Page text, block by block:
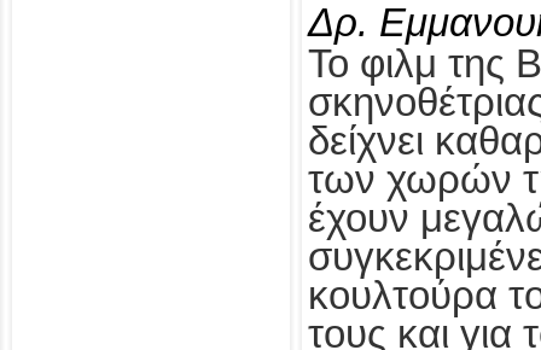
Δρ.
Το φιλμ της
δείχνει
των χωρών
έχουν
κουλτούρα
τους και